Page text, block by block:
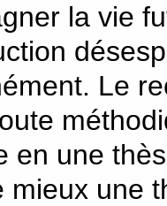
la vie
Le
en une
mieux une